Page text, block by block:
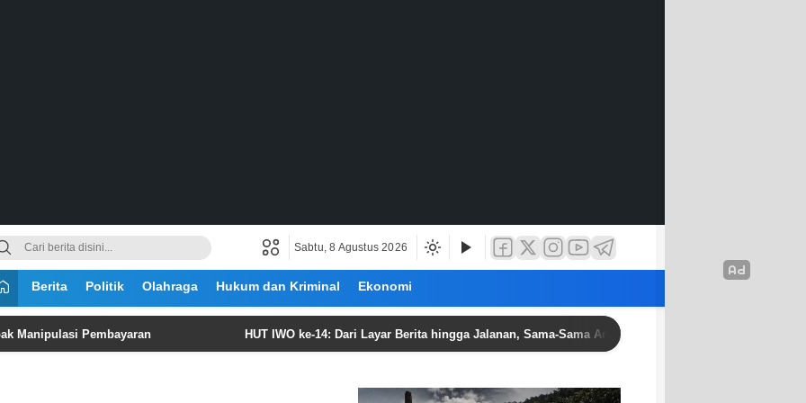
Sabtu, 8 Agustus 2026
Berita Politik Olahraga Hukum dan Kriminal Ekonomi
Pembayaran HUT IWO ke-14: Dari Layar Berita hingga Jalanan, Sama-Sama Anak Bangsa Berjuang untuk Keluarga